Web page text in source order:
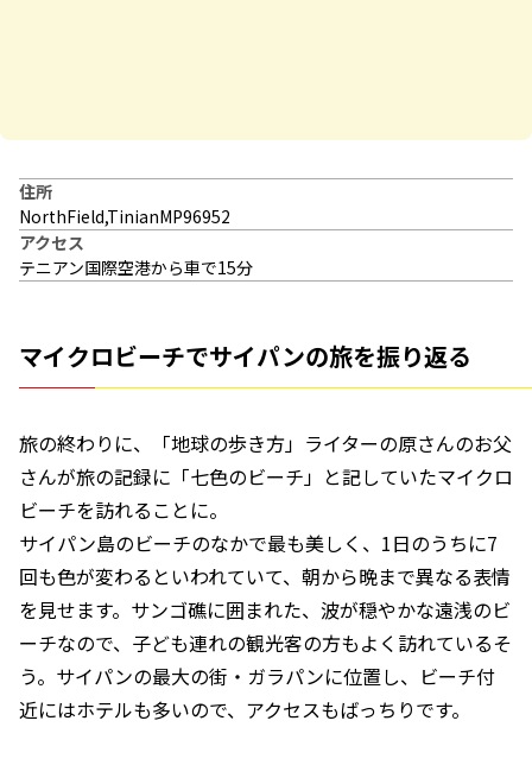
住所
NorthField,TinianMP96952
アクセス
テニアン国際空港から車で15分
マイクロビーチでサイパンの旅を振り返る
旅の終わりに、「地球の歩き方」ライターの原さんのお父
さんが旅の記録に「七色のビーチ」と記していたマイクロ
ビーチを訪れることに。
サイパン島のビーチのなかで最も美しく、1日のうちに7
回も色が変わるといわれていて、朝から晩まで異なる表情
を見せます。サンゴ礁に囲まれた、波が穏やかな遠浅のビ
ーチなので、子ども連れの観光客の方もよく訪れているそ
う。サイパンの最大の街・ガラパンに位置し、ビーチ付
近にはホテルも多いので、アクセスもばっちりです。